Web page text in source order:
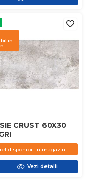
in
CRUST 60X30
disponibil in magazin
Vezi detalii